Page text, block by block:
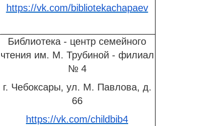
https://vk.com/bibliotekachapaev
Библиотека - центр семейного
чтения им. М. Трубиной - филиал
№ 4
г. Чебоксары, ул. М. Павлова, д.
66
https://vk.com/childbib4